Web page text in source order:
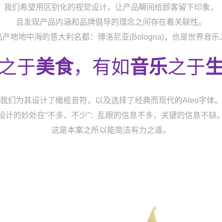
我们希望用区别化的视觉设计，让产品瞬间给顾客留下印象，
且发现产品内涵和品牌倡导的理念之间存在着关联性。
产地地中海的意大利名都：博洛尼亚(Bologna)，也是世界音乐
于美食，有如音乐之于
我们为其设计了橄榄音符，以及选择了经典而现代的Aleo字体。
计的妙处在“不多、不少”：乱眼的信息不多，关键的信息不缺。
这是本案之所以能简洁有力之道。